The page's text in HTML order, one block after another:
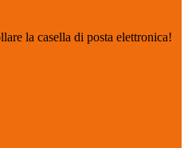
la casella di posta elettronica!